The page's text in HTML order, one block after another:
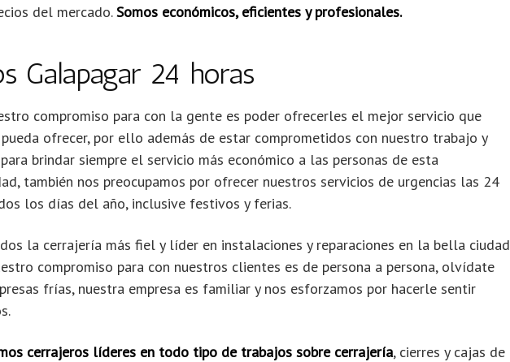
del mercado.Somos económicos, eficientes y profesionales.
Galapagar 24 horas
compromiso para con la gente es poder ofrecerles el mejor servicio que
ofrecer, por ello además de estar comprometidos con nuestro trabajo y
brindar siempre el servicio más económico a las personas de esta
también nos preocupamos por ofrecer nuestros servicios de urgencias las 24
los días del año, inclusive festivos y ferias.
la cerrajería más fiel y líder en instalaciones y reparaciones en la bella ciudad
compromiso para con nuestros clientes es de persona a persona, olvídate
frías, nuestra empresa es familiar y nos esforzamos por hacerle sentir
cerrajeros líderes en todo tipo de trabajos sobre cerrajería, cierres y cajas de